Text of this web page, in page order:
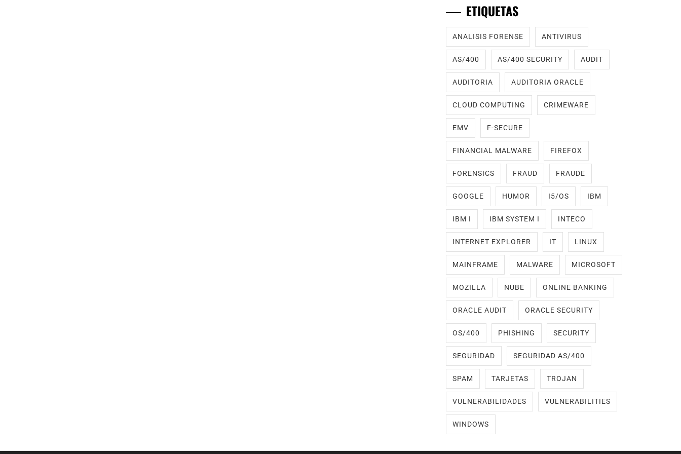
ETIQUETAS
ANALISIS FORENSE ANTIVIRUS
AS/400 AS/400 SECURITY AUDIT
AUDITORIA AUDITORIA ORACLE
CLOUD COMPUTING CRIMEWARE
EMV F-SECURE
FINANCIAL MALWARE FIREFOX
FORENSICS FRAUD FRAUDE
GOOGLE HUMOR I5/OS IBM
IBM I IBM SYSTEM I INTECO
INTERNET EXPLORER IT LINUX
MAINFRAME MALWARE MICROSOFT
MOZILLA NUBE ONLINE BANKING
ORACLE AUDIT ORACLE SECURITY
OS/400 PHISHING SECURITY
SEGURIDAD SEGURIDAD AS/400
SPAM TARJETAS TROJAN
VULNERABILIDADES VULNERABILITIES
WINDOWS